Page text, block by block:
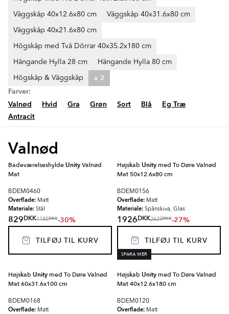
Väggskåp 40x12.6x80 cm Väggskåp 40x31.6x80 cm
Väggskåp 40x21.6x80 cm
Högskåp med Två Dörrar 40x35.2x180 cm
Hängande Hylla 28 cm Hängande Hylla 80 cm
Högskåp & Väggskåp
+ 2
Farver:
Valnød
Hvid Gra Grøn Sort Blå
Eg Træ
Antracit
Valnød
BadeværelseshyldeUnityValnød
Mat
BDEM0460
Overflade: Matt
Materiale: Stål
829DKK1185DKK-30%
TILFØJ TIL KURV
Højskab Unity med To Døre Valnød
Mat 50x12.6x80 cm
BDEM0156
Overflade: Matt
Materiale: Spånskiva, Glas
1926DKK2629DKK-27%
TILFØJ TIL KURV
Højskab Unity med To Døre Valnød
Mat 60x31.6x100 cm
BDEM0168
Overflade: Matt
SPARA MER
Højskab Unity med To Døre Valnød
Mat 40x12.6x180 cm
BDEM0120
Overflade: Matt